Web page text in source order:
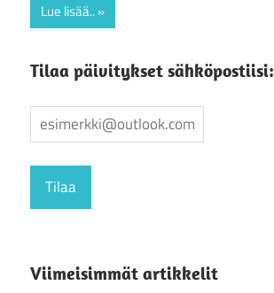
Lue lisää..
Tilaa päivitykset sähköpostiisi:
Viimeisimmät artikkelit